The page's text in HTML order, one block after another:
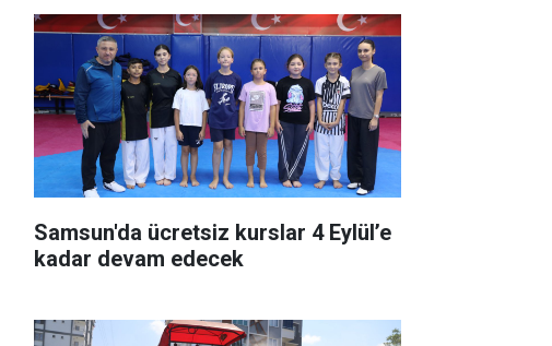
Samsun'da ücretsiz kurslar 4 Eylül’e
kadar devam edecek